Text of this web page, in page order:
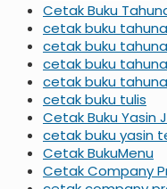
Cetak Buku
cetak buku
cetak buku
cetak buku
cetak buku
cetak buku tulis
Cetak Buku Yasin
cetak buku yasin
Cetak BukuMenu
Cetak Company